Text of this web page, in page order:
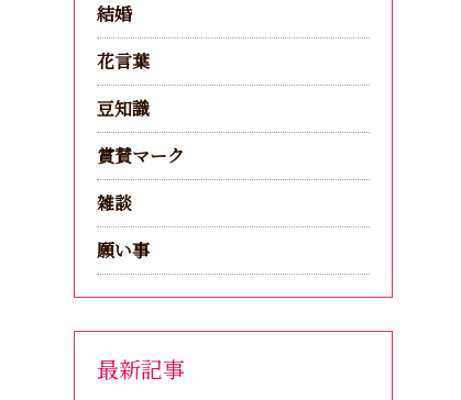
結婚
花言葉
豆知識
賞賛マーク
雑談
願い事
最新記事